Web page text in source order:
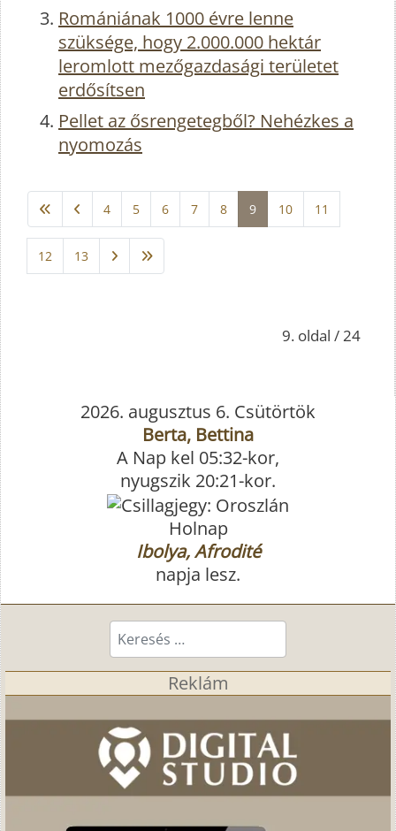
Romániának 1000 évre lenne
szüksége, hogy 2.000.000 hektár
leromlott mezőgazdasági területet
erdősítsen
Pellet az ősrengetegből? Nehézkes a
nyomozás
9. oldal / 24
4 5 6 7 8 9 10 11
12 13
2026. augusztus 6. Csütörtök
Berta, Bettina
A Nap kel 05:32-kor,
nyugszik 20:21-kor.
Holnap
Ibolya, Afrodité
napja lesz.
Keresés...
Reklám